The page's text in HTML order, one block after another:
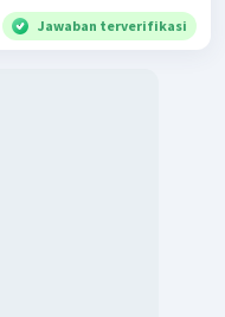
Jawaban terverifikasi